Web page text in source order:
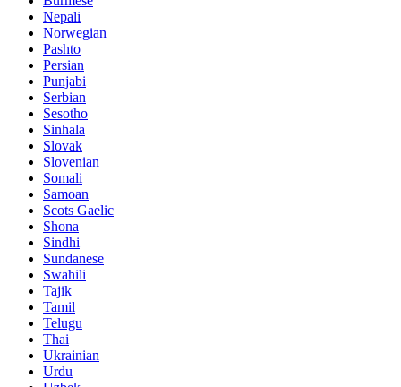
Nepali
Norwegian
Pashto
Persian
Punjabi
Serbian
Sesotho
Sinhala
Slovak
Slovenian
Somali
Samoan
Scots Gaelic
Shona
Sindhi
Sundanese
Swahili
Tajik
Tamil
Telugu
Thai
Ukrainian
Urdu